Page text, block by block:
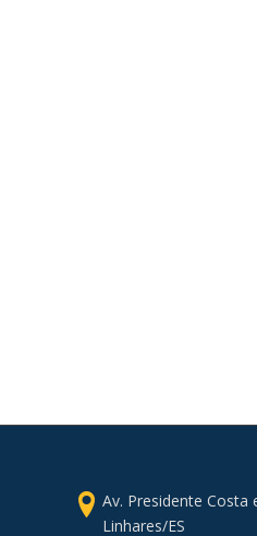
Av. Presidente Costa
Linhares/ES